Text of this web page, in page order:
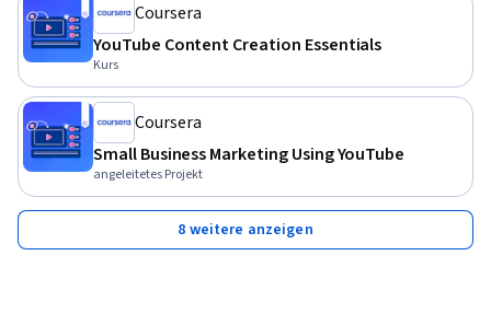
Coursera
YouTube Content Creation Essentials
Kurs
Coursera
Small Business Marketing Using YouTube
angeleitetes Projekt
8 weitere anzeigen